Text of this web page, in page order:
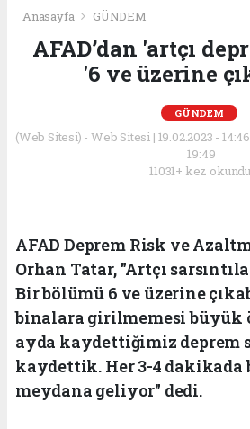
Anasayfa GÜNDEM
AFAD’dan 'artçı
'6 ve üzerine
GÜNDEM
(Web Sitesi) - Web Sitesi | 19.02.2023 -
19:49
11031+ kez okundu.
AFAD Deprem Risk ve
Orhan Tatar, "Artçı
Bir bölümü 6 ve üzerine
binalara girilmemesi büyük
ayda kaydettiğimiz deprem
kaydettik. Her 3-4 dakikada
meydana geliyor" dedi.